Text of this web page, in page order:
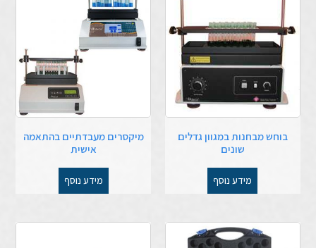
בוחש מבחנות במגוון גדלים
שונים
מידע נוסף
מיקסרים מעבדתיים בהתאמה
אישית
מידע נוסף